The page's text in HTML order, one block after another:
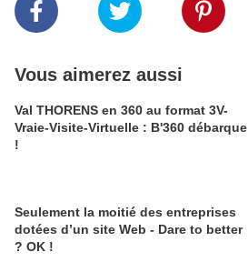
Vous aimerez aussi
Val THORENS en 360 au format 3V-
Vraie-Visite-Virtuelle : B'360 débarque
!
Seulement la moitié des entreprises
dotées d’un site Web - Dare to better
? OK !